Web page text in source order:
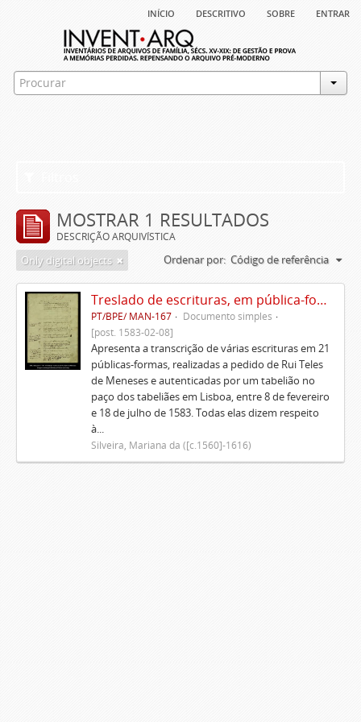
início descritivo sobre entrar
MOSTRAR 1 RESULTADOS
DESCRIÇÃO ARQUIVÍSTICA
Only digital objects Ordenar por: Código de referência
Treslado de escrituras, em pública-forma, de Rui Teles de Meneses
PT/BPE/ MAN-167
Documento simples
[post. 1583-02-08]
Apresenta a transcrição de várias escrituras em 21
públicas-formas, realizadas a pedido de Rui Teles
de Meneses e autenticadas por um tabelião no
paço dos tabeliães em Lisboa, entre 8 de fevereiro
e 18 de julho de 1583. Todas elas dizem respeito
à...
Silveira, Mariana da ([c.1560]-1616)